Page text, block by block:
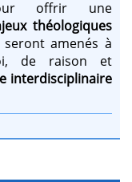
offrir une
théologiques
amenés à
de raison et
interdisciplinaire